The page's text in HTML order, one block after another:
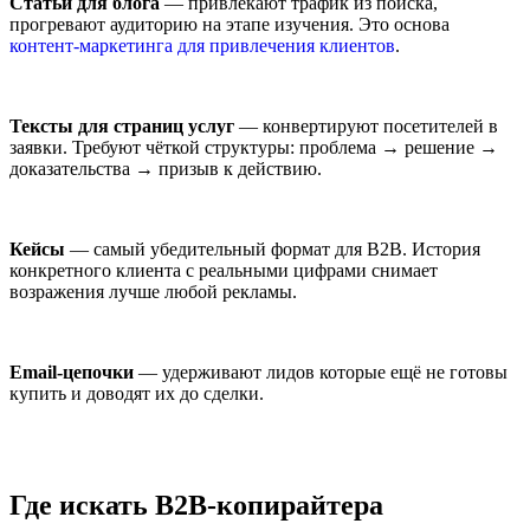
прогревают аудиторию на этапе изучения. Это основа
контент-маркетинга для привлечения клиентов.
Тексты для страниц услуг — конвертируют посетителей в
заявки. Требуют чёткой структуры: проблема → решение →
доказательства → призыв к действию.
Кейсы — самый убедительный формат для B2B. История
конкретного клиента с реальными цифрами снимает
возражения лучше любой рекламы.
Email-цепочки — удерживают лидов которые ещё не готовы
купить и доводят их до сделки.
Где искать B2B-копирайтера